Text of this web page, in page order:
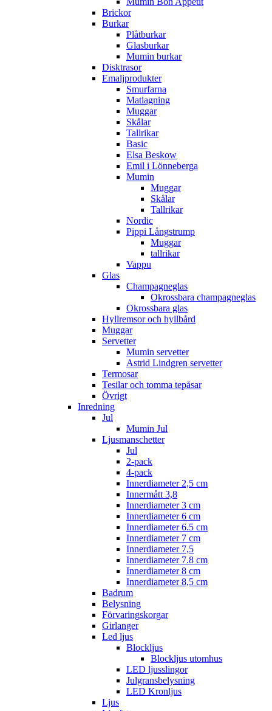
Brickor
Burkar
Plåtburkar
Glasburkar
Mumin burkar
Disktrasor
Emaljprodukter
Smurfarna
Matlagning
Muggar
Skålar
Tallrikar
Basic
Elsa Beskow
Emil i Lönneberga
Mumin
Muggar
Skålar
Tallrikar
Nordic
Pippi Långstrump
Muggar
tallrikar
Vappu
Glas
Champagneglas
Okrossbara champagneglas
Okrossbara glas
Hyllremsor och hyllbård
Muggar
Servetter
Mumin servetter
Astrid Lindgren servetter
Termosar
Tesilar och tomma tepåsar
Övrigt
Inredning
Jul
Mumin Jul
Ljusmanschetter
Jul
2-pack
4-pack
Innerdiameter 2,5 cm
Innermått 3,8
Innerdiameter 3 cm
Innerdiameter 6 cm
Innerdiameter 6.5 cm
Innerdiameter 7 cm
Innerdiameter 7,5
Innerdiameter 7.8 cm
Innerdiameter 8 cm
Innerdiameter 8,5 cm
Badrum
Belysning
Förvaringskorgar
Girlanger
Led ljus
Blockljus
Blockljus utomhus
LED ljusslingor
Julgransbelysning
LED Kronljus
Ljus